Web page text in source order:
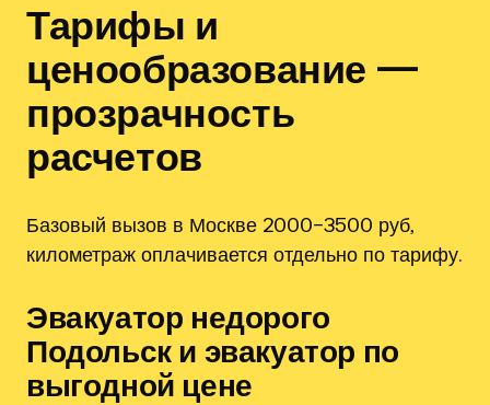
Тарифы и
ценообразование —
прозрачность
расчетов
Базовый вызов в Москве 2000–3500 руб,
километраж оплачивается отдельно по тарифу.
Эвакуатор недорого
Подольск и эвакуатор по
выгодной цене